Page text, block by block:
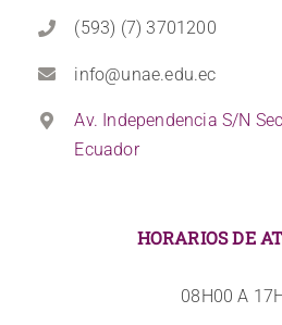
(593) (7) 3701200
info@unae.edu.ec
Av. Independencia S/N
Ecuador
HORARIOS DE
08H00 A